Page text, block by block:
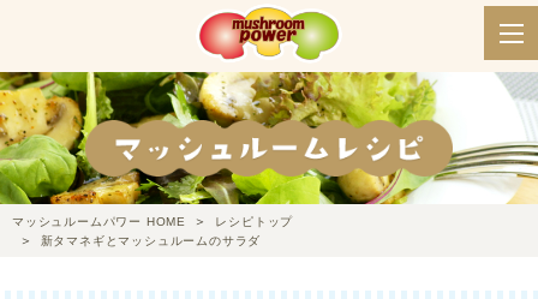
マッシュルームパワー HOME
レシピトップ
新タマネギとマッシュルームのサラダ